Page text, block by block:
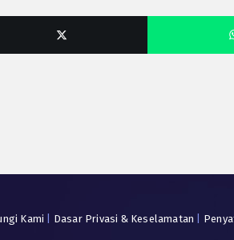
Kami Dasar Privasi & Keselamatan